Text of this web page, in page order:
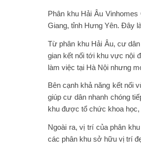
Phân khu Hải Âu
Giang, tỉnh Hưng Yên. Đây
Từ phân khu Hải Âu, cư
gian kết nối tới khu vực nội
làm việc tại Hà Nội nhưng
Bên cạnh khả năng kết nối
giúp cư dân nhanh chóng
khu được tổ chức khoa học,
Ngoài ra, vị trí của phân
các phân khu sở hữu vị trí